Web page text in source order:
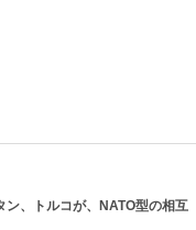
ン、トルコが、NATO型の相互